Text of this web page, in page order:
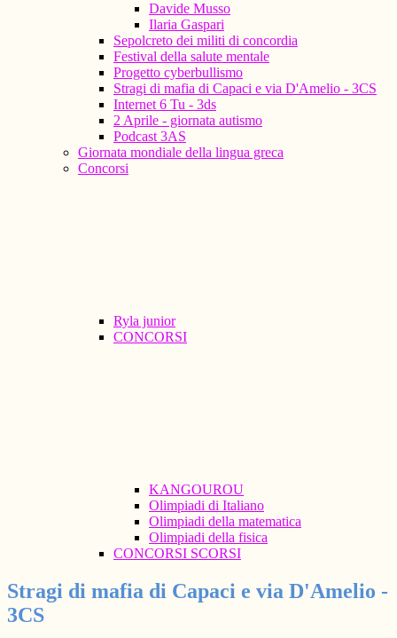
Davide Musso
Ilaria Gaspari
Sepolcreto dei militi di concordia
Festival della salute mentale
Progetto cyberbullismo
Stragi di mafia di Capaci e via D'Amelio - 3CS
Internet 6 Tu - 3ds
2 Aprile - giornata autismo
Podcast 3AS
Giornata mondiale della lingua greca
Concorsi
Ryla junior
CONCORSI
KANGOUROU
Olimpiadi di Italiano
Olimpiadi della matematica
Olimpiadi della fisica
CONCORSI SCORSI
Stragi di mafia di Capaci e via D'Amelio -
3CS